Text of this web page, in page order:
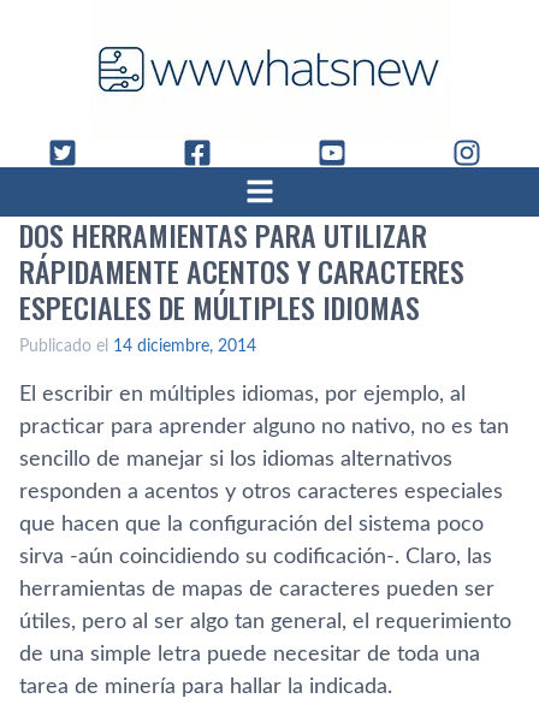
DOS HERRAMIENTAS PARA UTILIZAR
RÁPIDAMENTE ACENTOS Y CARACTERES
ESPECIALES DE MÚLTIPLES IDIOMAS
Publicado el 14 diciembre, 2014
El escribir en múltiples idiomas, por ejemplo, al
practicar para aprender alguno no nativo, no es tan
sencillo de manejar si los idiomas alternativos
responden a acentos y otros caracteres especiales
que hacen que la configuración del sistema poco
sirva -aún coincidiendo su codificación-. Claro, las
herramientas de mapas de caracteres pueden ser
útiles, pero al ser algo tan general, el requerimiento
de una simple letra puede necesitar de toda una
tarea de minerí­a para hallar la indicada.